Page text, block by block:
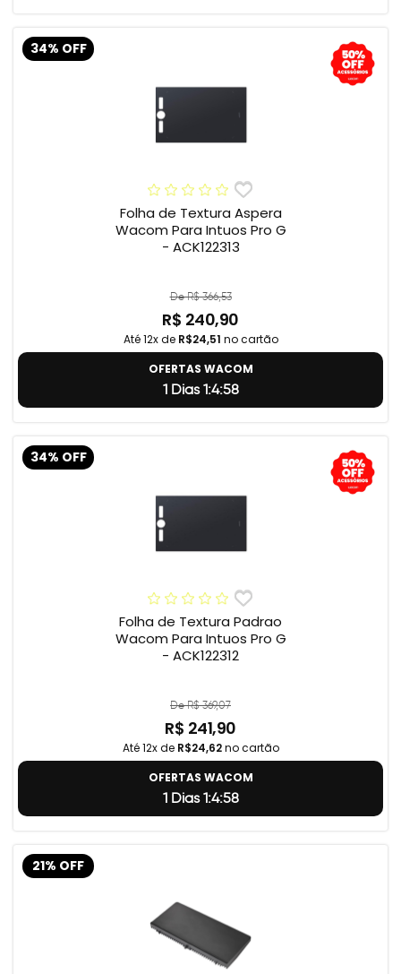
34% OFF
Folha de Textura Aspera
Wacom Para Intuos Pro G
- ACK122313
De R$ 366,53
R$ 240,90
Até 12x de R$24,51 no cartão
OFERTAS WACOM
1 Dias 1:4:57
34% OFF
Folha de Textura Padrao
Wacom Para Intuos Pro G
- ACK122312
De R$ 369,07
R$ 241,90
Até 12x de R$24,62no cartão
OFERTAS WACOM
1 Dias 1:4:57
21% OFF